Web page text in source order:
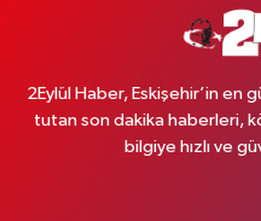
2Eylül Haber, Eskişehir’in en
tutan son dakika haberleri,
bilgiye hızlı ve